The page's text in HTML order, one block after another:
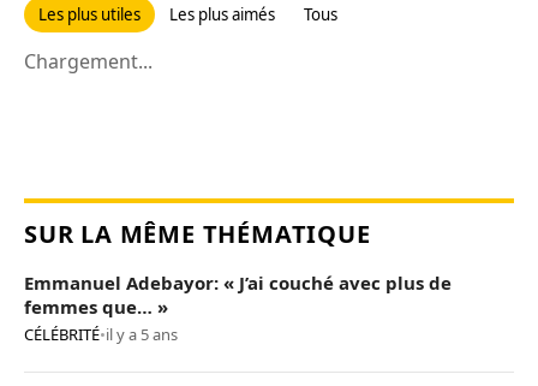
Les plus utiles Les plus aimés Tous
Chargement...
SUR LA MÊME THÉMATIQUE
Emmanuel Adebayor: « J’ai couché avec plus de
femmes que… »
CÉLÉBRITÉ•il y a 5 ans